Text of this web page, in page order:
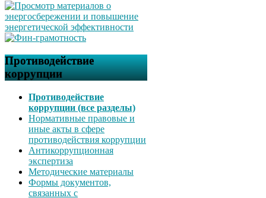
Противодействие
коррупции
Противодействие
коррупции (все разделы)
Нормативные правовые и
иные акты в сфере
противодействия коррупции
Антикоррупционная
экспертиза
Методические материалы
Формы документов,
связанных с